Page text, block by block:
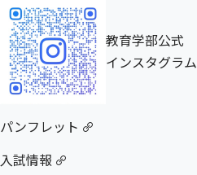
教育学部公式
インスタグラム
パンフレット
入試情報